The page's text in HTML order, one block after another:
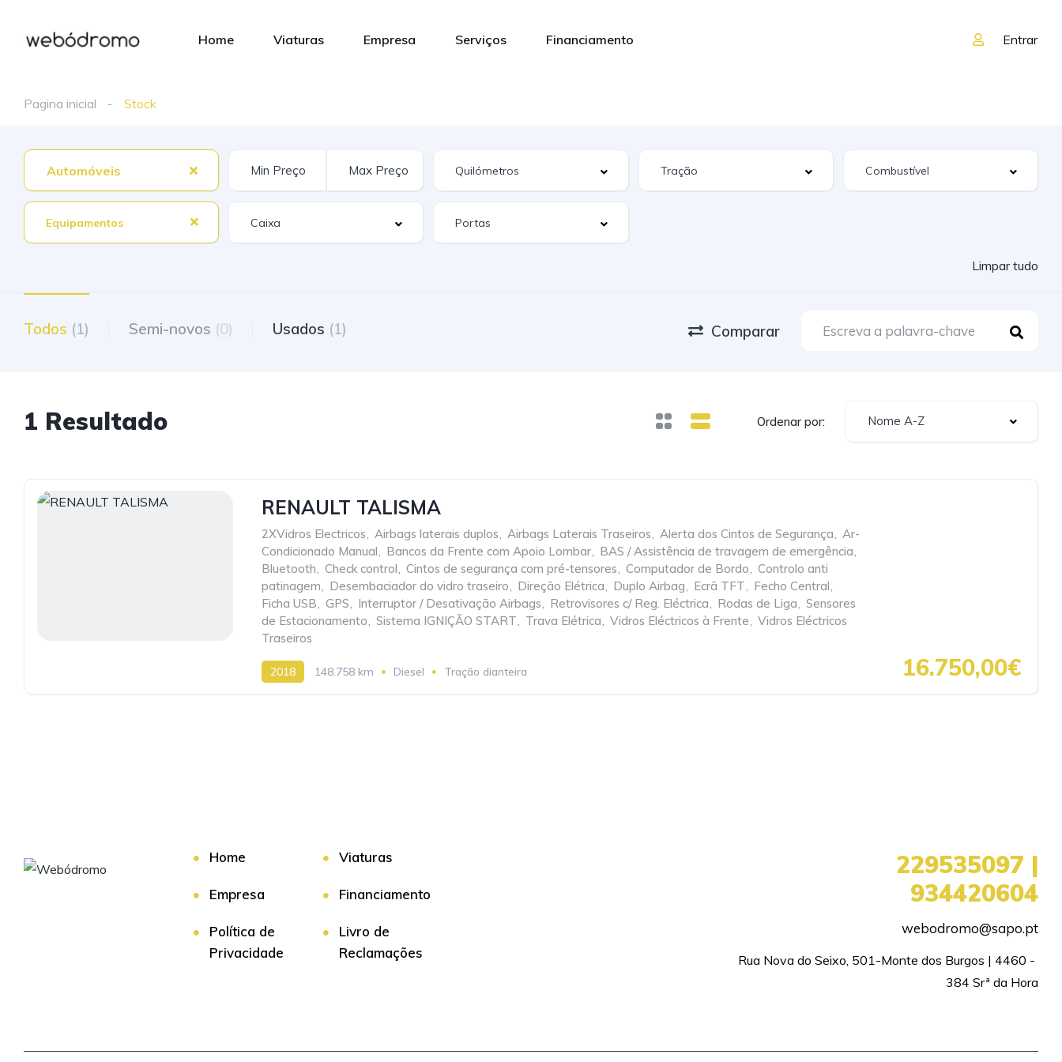
Home Viaturas Empresa Serviços Financiamento Entrar
Pagina inicial Stock
Automóveis
Equipamentos
Limpar tudo
Todos (1) Semi-novos (0) Usados (1) Comparar
1 Resultado Ordenar por: Nome A-Z
RENAULT TALISMA
2XVidros Electricos, Airbags laterais duplos, Airbags Laterais Traseiros, Alerta dos Cintos de Segurança, Ar-
Condicionado Manual, Bancos da Frente com Apoio Lombar, BAS / Assistência de travagem de emergência,
Bluetooth, Check control, Cintos de segurança com pré-tensores, Computador de Bordo, Controlo anti
patinagem, Desembaciador do vidro traseiro, Direção Elétrica, Duplo Airbag, Ecrã TFT, Fecho Central,
Ficha USB, GPS, Interruptor / Desativação Airbags, Retrovisores c/ Reg. Eléctrica, Rodas de Liga, Sensores
de Estacionamento, Sistema IGNIÇÃO START, Trava Elétrica, Vidros Eléctricos à Frente, Vidros Eléctricos
Traseiros
2018 148.758 km Diesel Tração dianteira 16.750,00€
Home Viaturas
Empresa Financiamento
Política de
Privacidade
Livro de
Reclamações
229535097 |
934420604
webodromo@sapo.pt
Rua Nova do Seixo, 501-Monte dos Burgos | 4460 -
384 Srª da Hora